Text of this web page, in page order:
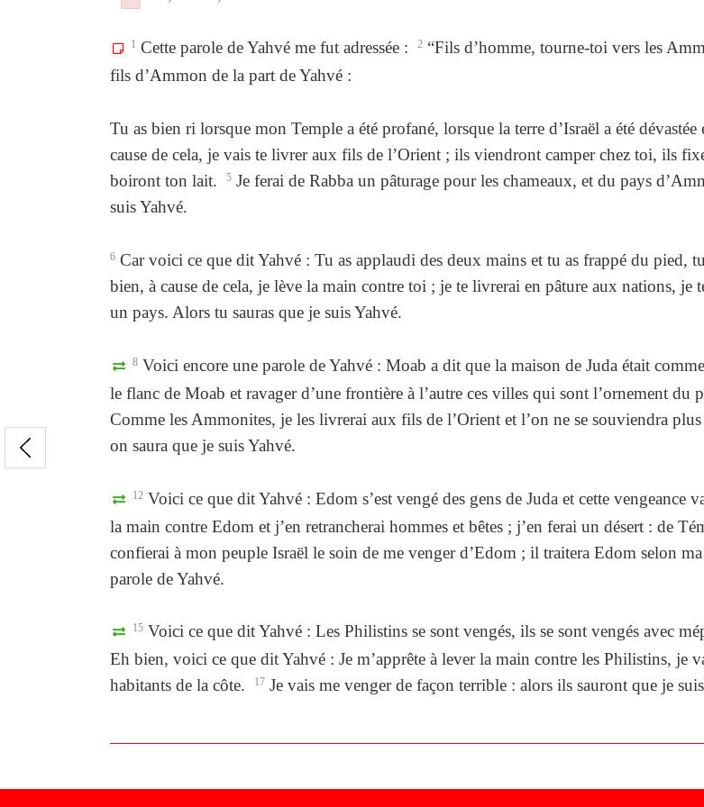
1 Cette parole de Yahvé me fut adressée : 2 “Fils d’homme, tourne-toi vers les
fils d’Ammon de la part de Yahvé :
Tu as bien ri lorsque mon Temple a été profané, lorsque la terre d’Israël a été
cause de cela, je vais te livrer aux fils de l’Orient ; ils viendront camper chez toi, ils
boiront ton lait.
5 Je ferai de Rabba un pâturage pour les chameaux, et du pays
suis Yahvé.
6 Car voici ce que dit Yahvé : Tu as applaudi des deux mains et tu as frappé du pied,
bien, à cause de cela, je lève la main contre toi ; je te livrerai en pâture aux nations, je
un pays. Alors tu sauras que je suis Yahvé.
8 Voici encore une parole de Yahvé : Moab a dit que la maison de Juda était
le flanc de Moab et ravager d’une frontière à l’autre ces villes qui sont l’ornement
Comme les Ammonites, je les livrerai aux fils de l’Orient et l’on ne se souviendra
on saura que je suis Yahvé.
12 Voici ce que dit Yahvé : Edom s’est vengé des gens de Juda et cette vengeance
la main contre Edom et j’en retrancherai hommes et bêtes ; j’en ferai un désert : de
confierai à mon peuple Israël le soin de me venger d’Edom ; il traitera Edom selon
parole de Yahvé.
15 Voici ce que dit Yahvé : Les Philistins se sont vengés, ils se sont vengés avec
Eh bien, voici ce que dit Yahvé : Je m’apprête à lever la main contre les Philistins, je
habitants de la côte.
17 Je vais me venger de façon terrible : alors ils sauront que je
Failed to initialize plugin: wplink
Failed to initialize plugin: wplink